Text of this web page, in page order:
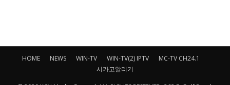
HOME NEWS WIN-TV WIN-TV(2) IPTV
MC-TV CH24.1
시카고알리기